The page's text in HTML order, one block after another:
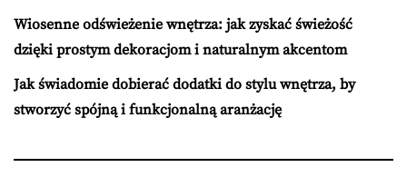
Wiosenne odświeżenie wnętrza: jak zyskać świeżość
dzięki prostym dekoracjom i naturalnym akcentom
Jak świadomie dobierać dodatki do stylu wnętrza, by
stworzyć spójną i funkcjonalną aranżację